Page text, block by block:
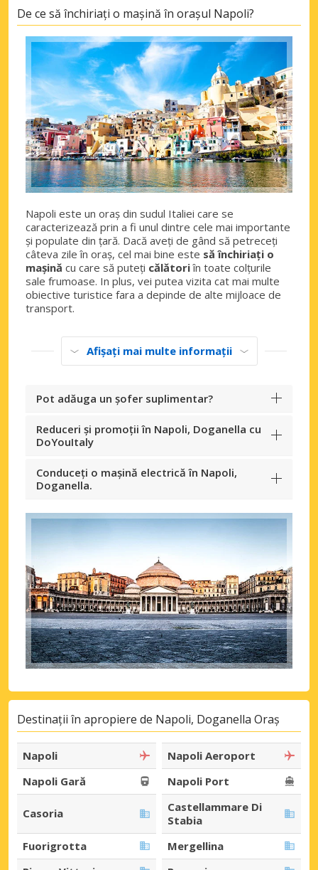
De ce să închiriați o mașină în orașul Napoli?
Napoli este un oraș din sudul Italiei care se
caracterizează prin a fi unul dintre cele mai importante
și populate din țară. Dacă aveți de gând să petreceți
câteva zile în oraș, cel mai bine este să închiriați o
mașină cu care să puteți călătoriîn toate colțurile
sale frumoase. In plus, vei putea vizita cat mai multe
obiective turistice fara a depinde de alte mijloace de
transport.
Afișați mai multe informații
Pot adăuga un șofer suplimentar?
Reduceri și promoții în Napoli, Doganella cu
DoYouItaly
Conduceți o mașină electrică în Napoli,
Doganella.
Destinații în apropiere de Napoli, Doganella Oraș
Napoli
Napoli Aeroport
Napoli Gară
Napoli Port
Casoria
Castellammare Di
Stabia
Fuorigrotta
Mergellina